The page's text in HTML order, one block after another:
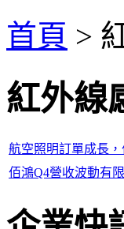
首頁 >
紅外線
航空照明訂單成長
佰鴻Q4營收波動有